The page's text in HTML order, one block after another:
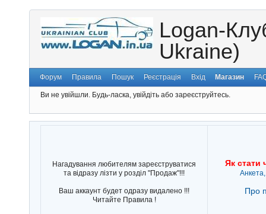
Logan-
Ukraine)
Форум Правила Пошук Реєстрація Вхід Магазин
Ви не увійшли. Будь-ласка, увійдіть або зареєструйтесь.
Нагадування любителям зареєструватися
та відразу лізти у розділ "Продаж"!!!
Ваш аккаунт будет одразу видалено !!!
Читайте Правила !
Як стати
Про